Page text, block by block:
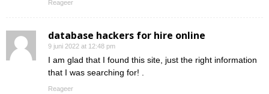
Reageer
database hackers for hire online
9 juni 2022 at 12:48 pm
I am glad that I found this site, just the right information
that I was searching for! .
Reageer